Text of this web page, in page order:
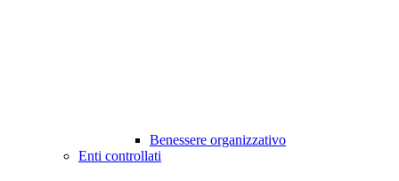
Benessere organizzativo
Enti controllati